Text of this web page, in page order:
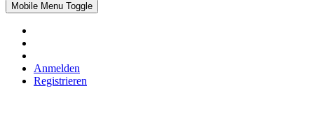
Mobile Menu Toggle
Anmelden
Registrieren